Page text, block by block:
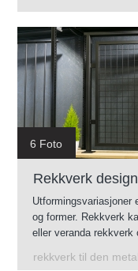
6 Foto
Rekkverk design
Utformingsvariasjoner
og former. Rekkverk
eller veranda
fungere.
rekkverk til den